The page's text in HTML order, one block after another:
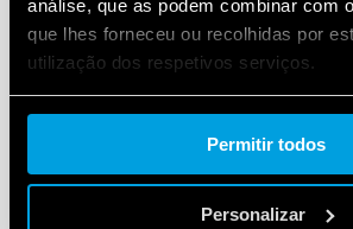
análise, que as podem combinar com
que lhes forneceu ou recolhidas por
utilização dos respetivos serviços.
Cookie policy.
Permitir todos
Personalizar
equipadas com Relés
que permitem o desligamento
automático de todas as zonas de
salas. Com este produto, é
iluminação em um único clique,
o desperdício de energia.